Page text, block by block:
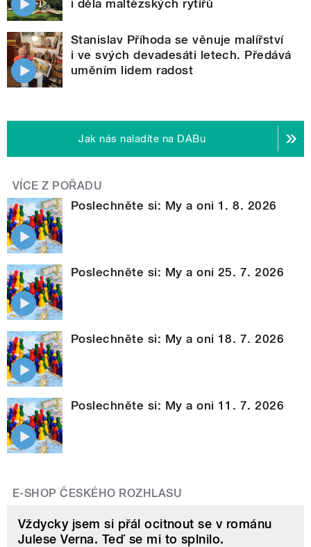
i děla maltézských rytířů
Stanislav Příhoda se věnuje malířství
i ve svých devadesáti letech. Předává
uměním lidem radost
Jak nás naladíte na DABu
VÍCE Z POŘADU
Poslechněte si: My a oni 1. 8. 2026
Poslechněte si: My a oni 25. 7. 2026
Poslechněte si: My a oni 18. 7. 2026
Poslechněte si: My a oni 11. 7. 2026
E-SHOP ČESKÉHO ROZHLASU
Vždycky jsem si přál ocitnout se v románu
Julese Verna. Teď se mi to splnilo.